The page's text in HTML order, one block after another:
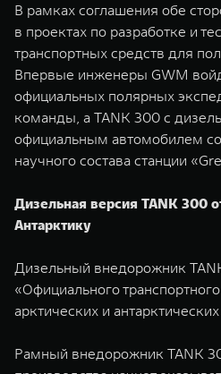
от 6 149 000 ₽
WEY 80
Масштаб возможностей
В рамках соглашения обе
в проектах по разработке и
транспортных средств для
Впервые инженеры GWM
официальных полярных
команды, а TANK 300 с
официальным автомобилем
научного состава станции
Дизельная версия TANK 300
Антарктику
Дизельный внедорожник
«Официального
арктических и
Рамный внедорожник TANK